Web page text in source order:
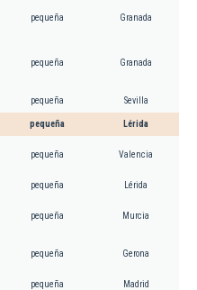
pequeña Granada
pequeña Granada
pequeña Sevilla
pequeña Lérida
pequeña Valencia
pequeña Lérida
pequeña Murcia
pequeña Gerona
pequeña Madrid